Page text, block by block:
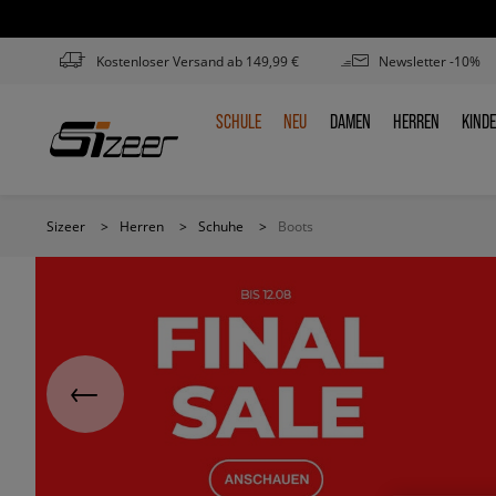
Kostenloser Versand ab 149,99 € Newsletter -10%
SCHULE
SCHULE NEU
NEU DAMEN
DAMEN HERREN
HERREN
Sizeer > Herren > Schuhe > Boots